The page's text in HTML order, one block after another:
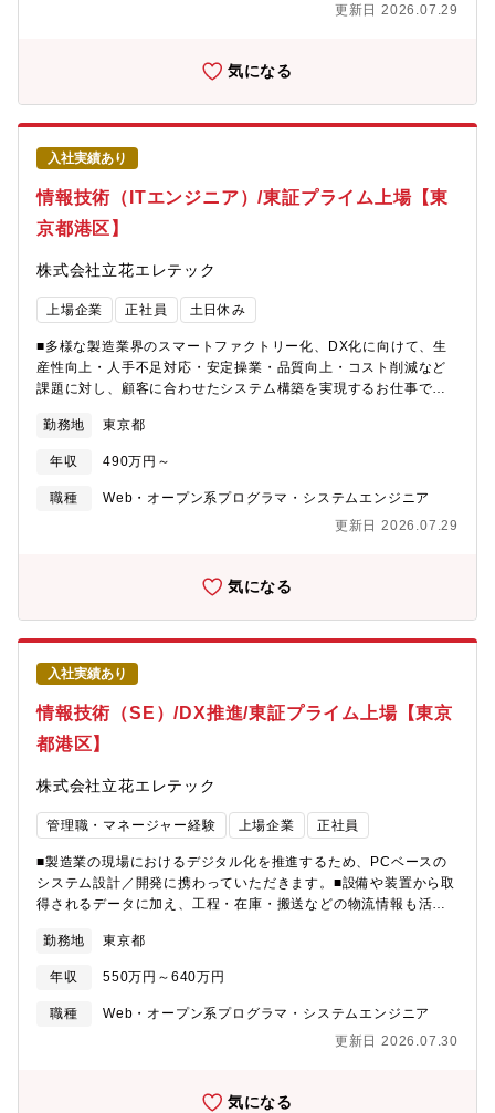
し、ステークホルダーに働きかけていく姿勢を重視しながら仕事
レックス・リモートと出社のハイブリットワーク★・立場や経験
の他はリモートワーク可能。（毎週水曜日が出社日、毎月第2木曜
出社頻度が高くなる想定です。また、ご担当する案件で必要とさ
れるコミュニケーションにより出社頻度や曜日が変わる可能性が
あります。
例】・飲料品工場 製造工程管理・搬送システム・装置メーカー
ム・品質検査のペーパーレス化・生産現場のどこでも「見える
化」・生産現場で集めたデータをBIツール・スマートグラスで現
場のDX化・装置の稼働状況を遠隔監視【使用技術】言
語:C#/.NET DB:主にMicrosoft SQLServer その他：SCADAな
ど【この仕事の魅力】■商社だからこその知識幅：客先が多岐に渡
り、メーカー専属ではなく、複数メーカーを横断的に扱うため。■
企画提案から開発、導入、保守までトータルに対応：課題解決型
エンジニアとして経験価値が大きく向上し、ソリューション型の
技術力が身につく■毎回ゼロから構築する面白さ：お客様のニーズ
り組みます。
更新日 2026.07.29
気になる
入社実績あり
情報技術（ITエンジニア）/東証プライム上場【東
京都港区】
株式会社立花エレテック
上場企業 正社員 土日休み
■多様な製造業界のスマートファクトリー化、DX化に向けて、生
産性向上・人手不足対応・安定操業・品質向上・コスト削減など
課題に対し、顧客に合わせたシステム構築を実現するお仕事で
車、医薬品、鉄鋼など）の製造現場にて IotやDX化などを担うプ
ロジェクトで、工場を動かすシステムの開発をお任せします。
【具体的な業務内容】・要件定義／基本設計・システム設計・開
発・データベース設計・PLCや設備との連携構築・導入／テスト
例】・飲料品工場 製造工程管理・搬送システム・装置メーカー
ム・品質検査のペーパーレス化・生産現場のどこでも「見える
化」・生産現場で集めたデータをBIツール・スマートグラスで現
場のDX化・装置の稼働状況を遠隔監視【使用技術】言
語:C#/.NET DB:主にMicrosoft SQLServer その他：SCADAな
ど【この仕事の魅力】■商社だからこその知識幅：客先が多岐に渡
り、メーカー専属ではなく、複数メーカーを横断的に扱うため。■
企画提案から開発、導入、保守までトータルに対応：課題解決型
エンジニアとして経験価値が大きく向上し、ソリューション型の
技術力が身につく■毎回ゼロから構築する面白さ：お客様のニーズ
り組みます。
勤務地 東京都
年収 490万円～
職種
Web・オープン系プログラマ・システムエンジニア
更新日 2026.07.29
気になる
入社実績あり
情報技術（SE）/DX推進/東証プライム上場【東京
都港区】
株式会社立花エレテック
管理職・マネージャー経験 上場企業 正社員
■製造業の現場におけるデジタル化を推進するため、PCベースの
システム設計／開発に携わっていただきます。■設備や装置から取
得されるデータに加え、工程・在庫・搬送などの物流情報も活用
えるポジションです。■要件整理・設計・開発・導入まで一貫して
プロジェクトに関わり、単なる開発にとどまらず、 顧客の課題
解決にダイレクトに貢献ができます。【具体的には】・MES／
SCADAシステムの設計・開発・WMS／WCSなど物流システムの
データの可視化／ダッシュボード構築・生産管理システム・基幹
ム導入・立ち上げ支援 など【使用技術】言語:C#/.NET DB:主
勤務地 東京都
年収 550万円～640万円
職種
Web・オープン系プログラマ・システムエンジニア
更新日 2026.07.30
気になる